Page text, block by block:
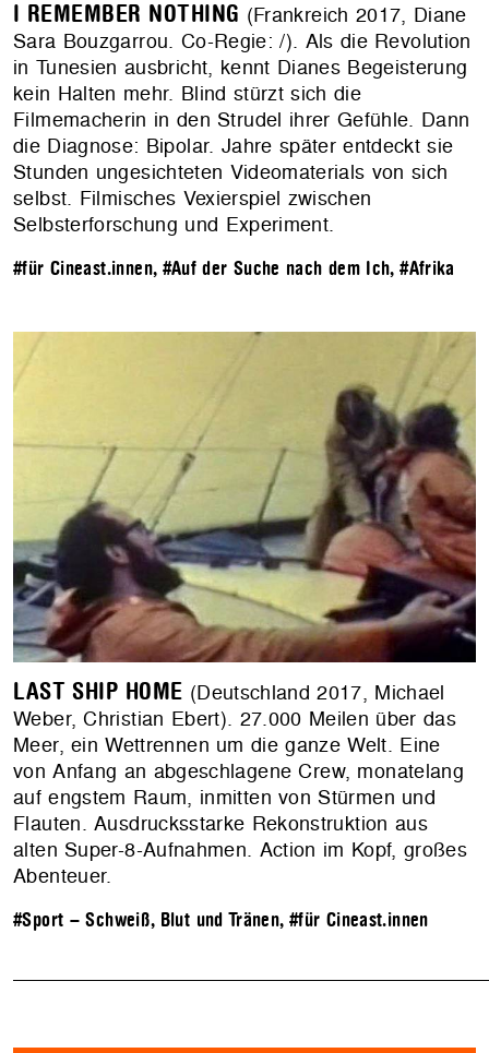
I REMEMBER NOTHING (Frankreich 2017, Diane
Sara Bouzgarrou. Co-Regie: /). Als die Revolution
in Tunesien ausbricht, kennt Dianes Begeisterung
kein Halten mehr. Blind stürzt sich die
Filmemacherin in den Strudel ihrer Gefühle. Dann
die Diagnose: Bipolar. Jahre später entdeckt sie
Stunden ungesichteten Videomaterials von sich
selbst. Filmisches Vexierspiel zwischen
Selbsterforschung und Experiment.
#für Cineast.innen, #Auf der Suche nach dem Ich,#Afrika
LAST SHIP HOME (Deutschland 2017, Michael
Weber, Christian Ebert). 27.000 Meilen über das
Meer, ein Wettrennen um die ganze Welt. Eine
von Anfang an abgeschlagene Crew, monatelang
auf engstem Raum, inmitten von Stürmen und
Flauten. Ausdrucksstarke Rekonstruktion aus
alten Super-8-Aufnahmen. Action im Kopf, großes
Abenteuer.
#Sport – Schweiß, Blut und Tränen, #für Cineast.innen